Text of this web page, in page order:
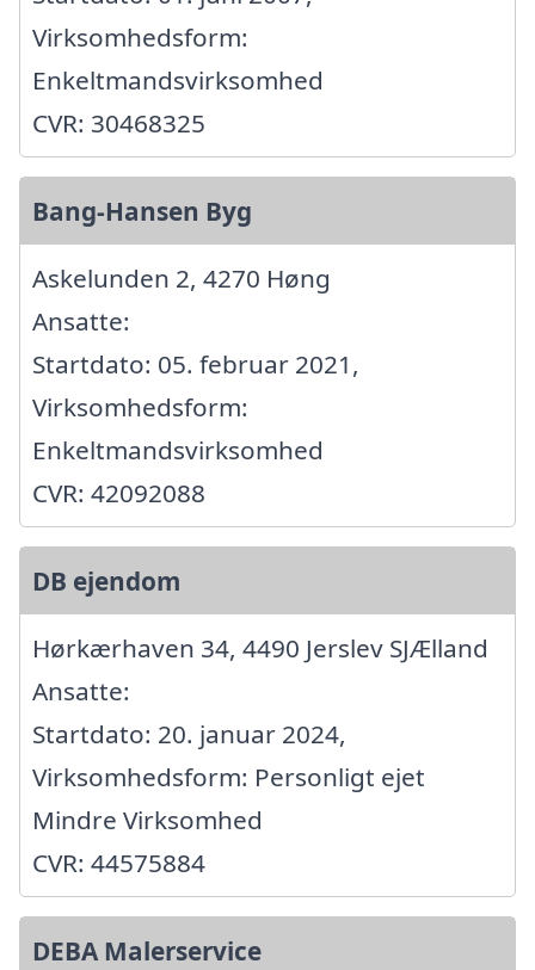
Virksomhedsform:
Enkeltmandsvirksomhed
CVR: 30468325
Bang-Hansen Byg
Askelunden 2, 4270 Høng
Ansatte:
Startdato: 05. februar 2021,
Virksomhedsform:
Enkeltmandsvirksomhed
CVR: 42092088
DB ejendom
Hørkærhaven 34, 4490 Jerslev SJÆlland
Ansatte:
Startdato: 20. januar 2024,
Virksomhedsform: Personligt ejet
Mindre Virksomhed
CVR: 44575884
DEBA Malerservice